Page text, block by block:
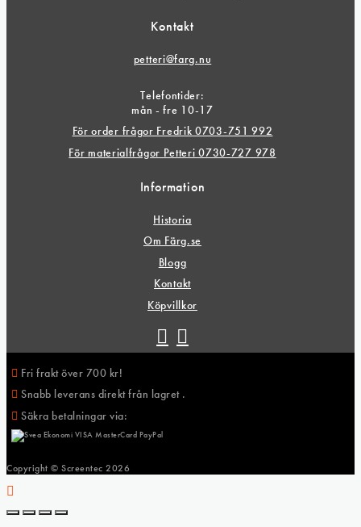
Kontakt
petteri@farg.nu
Telefontider:
mån - fre 10-17
För order frågor Fredrik 0703-751 992
För materialfrågor Petteri 0730-727 978
Information
Historia
Om Färg.se
Blogg
Kontakt
Köpvillkor
Fri frakt över 700 kr!
Snabb leverans direkt från lagret .
Säkra betalningar via:
Copyright © Screentec 2026